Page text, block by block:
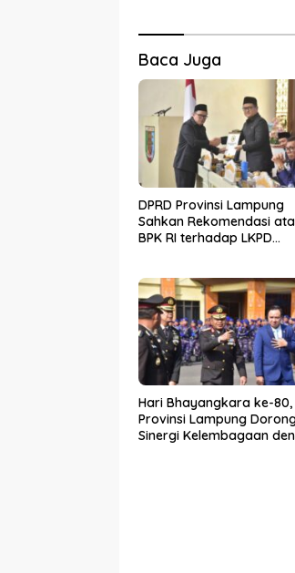
Baca Juga
DPRD Provinsi Lampung
Sahkan Rekomendasi
BPK RI terhadap LKPD
Hari Bhayangkara ke-80,
Provinsi Lampung
Sinergi Kelembagaan